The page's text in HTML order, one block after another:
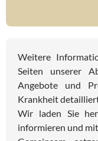
Weitere
Seiten unserer
Angebote und
Krankheit
Wir laden Sie
informieren und